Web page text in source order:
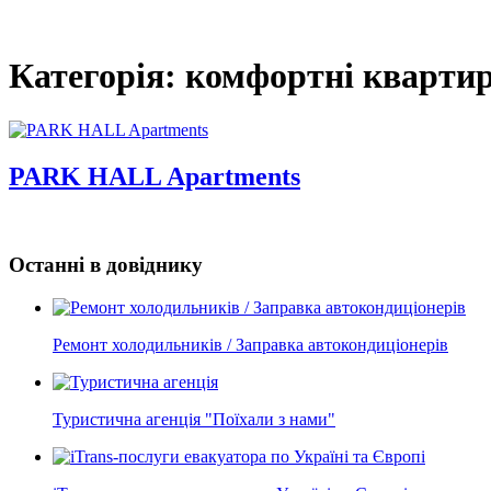
Категорія: комфортні
PARK HALL Apartments
Останні в довіднику
Ремонт холодильників / Заправка автокондиціонерів
Туристична агенція "Поїхали з нами"